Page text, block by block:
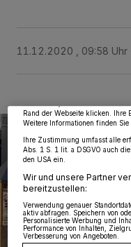
11.12.2020 , 09:58 Uhr
von OK aktivieren Sie Tracking-
Rand der Webseite klicken. Ihre
Weitere Informationen finden
Ihre Zustimmung umfasst alle
Abs. 1 S. 1 lit. a DSGVO auch
den USA ein.
Wir und unsere Partner
bereitzustellen:
Verwendung genauer
aktiv abfragen. Speichern von
Personalisierte Werbung und
Performance von Inhalten,
Verbesserung von Angeboten.